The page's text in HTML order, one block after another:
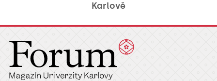
Karlově